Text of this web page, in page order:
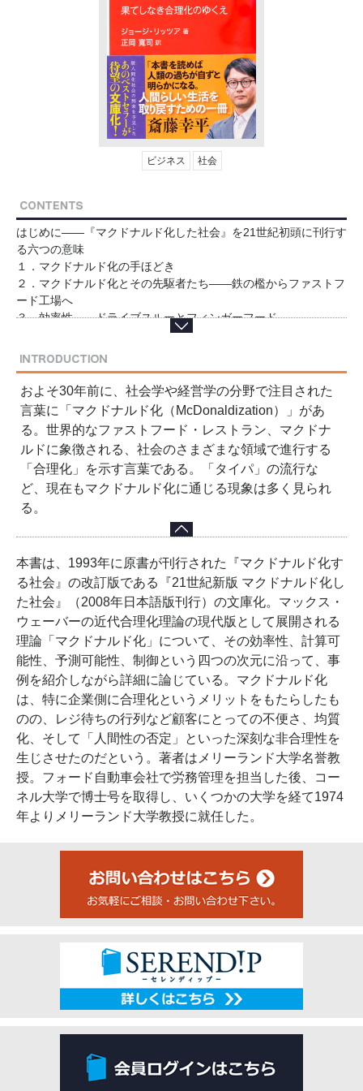
ビジネス 社会
はじめに――『マクドナルド化した社会』を21世紀初頭に刊行す
る六つの意味
１．マクドナルド化の手ほどき
２．マクドナルド化とその先駆者たち――鉄の檻からファストフ
ード工場へ
３．効率性――ドライブスルーとフィンガーフード
４．計算可能性――ビッグマックと小さなフレンチフライ
６．制御――人間と産業ロボット
７．合理性の非合理性――「楽しげに行列している」者たちの交
通渋滞
８．グローバル化とマクドナルド化
９．世界の変化とマクドナルド化――果たして限界はあるのか
10．マクドナルド化と付き合う――役に立つ案内
解説――マクドナルド化論の30年（大正大学教授 澤口 恵一）
およそ30年前に、社会学や経営学の分野で注目された
言葉に「マクドナルド化（McDonaldization）」があ
る。世界的なファストフード・レストラン、マクドナ
ルドに象徴される、社会のさまざまな領域で進行する
「合理化」を示す言葉である。「タイパ」の流行な
ど、現在もマクドナルド化に通じる現象は多く見られ
る。
本書は、1993年に原書が刊行された『マクドナルド化す
る社会』の改訂版である『21世紀新版 マクドナルド化し
た社会』（2008年日本語版刊行）の文庫化。マックス・
ウェーバーの近代合理化理論の現代版として展開される
理論「マクドナルド化」について、その効率性、計算可
能性、予測可能性、制御という四つの次元に沿って、事
例を紹介しながら詳細に論じている。マクドナルド化
は、特に企業側に合理化というメリットをもたらしたも
のの、レジ待ちの行列など顧客にとっての不便さ、均質
化、そして「人間性の否定」といった深刻な非合理性を
生じさせたのだという。著者はメリーランド大学名誉教
授。フォード自動車会社で労務管理を担当した後、コー
ネル大学で博士号を取得し、いくつかの大学を経て1974
年よりメリーランド大学教授に就任した。